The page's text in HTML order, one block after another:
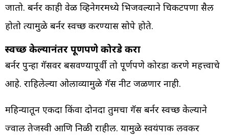
जातो. बर्नर काही वेळ व्हिनेगरमध्ये भिजवल्याने चिकटपणा सैल
होतो त्यामुळे बर्नर स्वच्छ करण्यास सोपे होते.
स्वच्छ केल्यानंतर पूर्णपणे कोरडे करा
बर्नर पुन्हा गॅसवर बसवण्यापूर्वी तो पूर्णपणे कोरडा करणे महत्त्वाचे
आहे. राहिलेल्या ओलाव्यामुळे गॅस नीट जळणार नाही.
महिन्यातून एकदा किंवा दोनदा तुमचा गॅस बर्नर स्वच्छ केल्याने
ज्वाल तेजस्वी आणि निळी राहील. यामुळे स्वयंपाक लवकर